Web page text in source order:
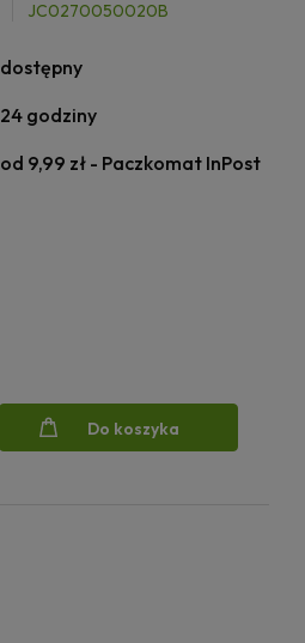
JC0270050020B
dostępny
24 godziny
od 9,99 zł - Paczkomat InPost
Do koszyka